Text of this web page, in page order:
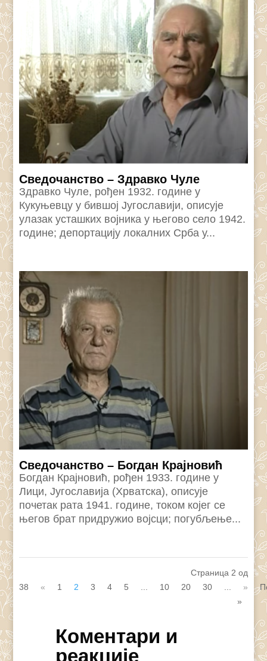
Сведочанство – Здравко Чуле
Здравко Чуле, рођен 1932. године у
Кукуњевцу у бившој Југославији, описује
улазак усташких војника у његово село 1942.
године; депортацију локалних Срба у...
Сведочанство – Богдан Крајновић
Богдан Крајновић, рођен 1933. године у
Лици, Југославија (Хрватска), описује
почетак рата 1941. године, током којег се
његов брат придружио војсци; погубљење...
Страница 2 од
38
« 1 2 3 4 5 ... 10 20 30 ... »
»
Коментари и
реакције